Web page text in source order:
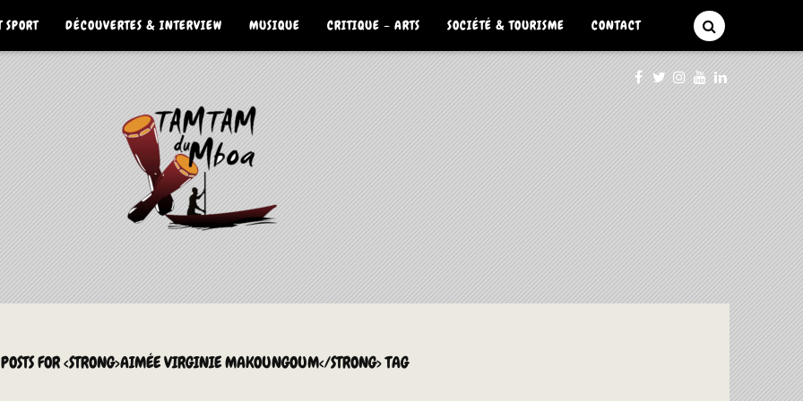
DÉCOUVERTES & INTERVIEW MUSIQUE CRITIQUE – ARTS SOCIÉTÉ & TOURISME CONTACT
FOR <STRONG>AIMÉE VIRGINIE MAKOUNGOUM</STRONG> TAG